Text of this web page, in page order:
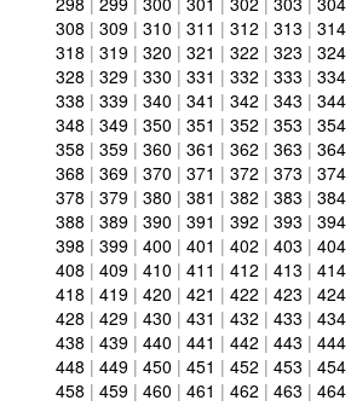
308 | 309 | 310 | 311 | 312 | 313 | 314
318 | 319 | 320 | 321 | 322 | 323 | 324
328 | 329 | 330 | 331 | 332 | 333 | 334
338 | 339 | 340 | 341 | 342 | 343 | 344
348 | 349 | 350 | 351 | 352 | 353 | 354
358 | 359 | 360 | 361 | 362 | 363 | 364
368 | 369 | 370 | 371 | 372 | 373 | 374
378 | 379 | 380 | 381 | 382 | 383 | 384
388 | 389 | 390 | 391 | 392 | 393 | 394
398 | 399 | 400 | 401 | 402 | 403 | 404
408 | 409 | 410 | 411 | 412 | 413 | 414
418 | 419 | 420 | 421 | 422 | 423 | 424
428 | 429 | 430 | 431 | 432 | 433 | 434
438 | 439 | 440 | 441 | 442 | 443 | 444
448 | 449 | 450 | 451 | 452 | 453 | 454
458 | 459 | 460 | 461 | 462 | 463 | 464